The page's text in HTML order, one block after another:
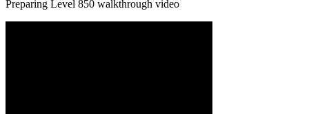
Preparing Level 850 walkthrough video